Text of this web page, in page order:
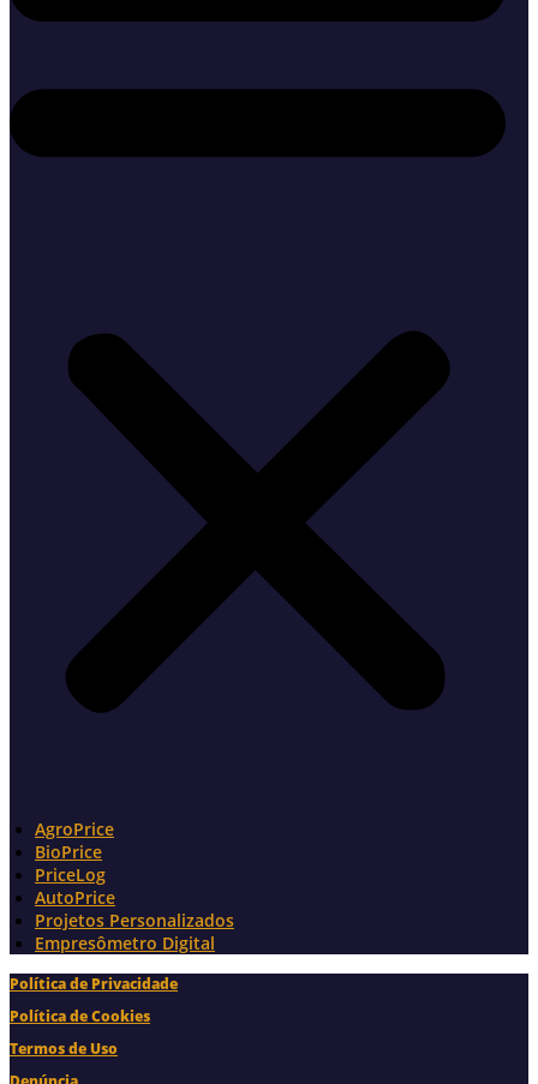
AgroPrice
BioPrice
PriceLog
AutoPrice
Projetos Personalizados
Empresômetro Digital
Política de Privacidade
Política de Cookies
Termos de Uso